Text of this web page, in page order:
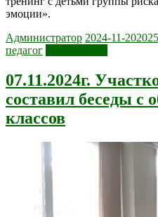
эмоции».
Администратор 2024-11-20
педагог
07.11.2024г.
составил беседы с
классов